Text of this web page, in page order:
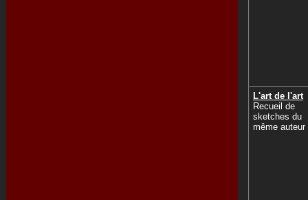
L'art de l'art
Recueil de
sketches du
même auteur